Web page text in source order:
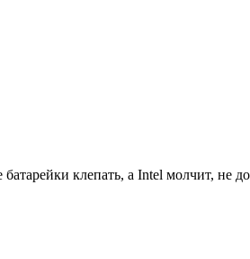
клепать, а Intel молчит, не